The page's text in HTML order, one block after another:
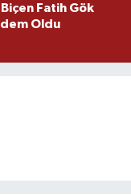
Fatih Gök
Oldu